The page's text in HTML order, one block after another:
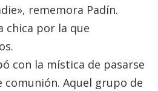
rememora Padín.
chica por la que
con la mística de pasarse
comunión. Aquel grupo de